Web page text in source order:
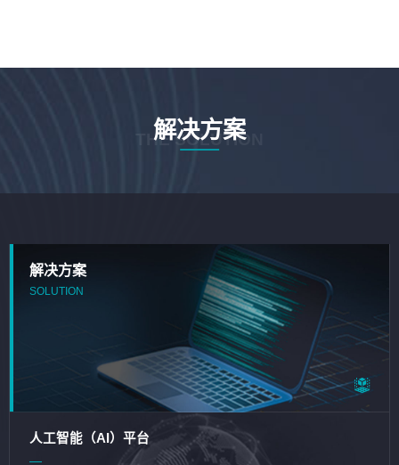
解决方案
THE SOLUTION
解决方案
SOLUTION
人工智能（AI）平台